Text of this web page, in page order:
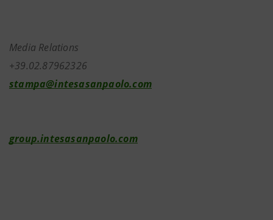
Media Relations
+39.02.87962326
stampa@intesasanpaolo.com
group.intesasanpaolo.com